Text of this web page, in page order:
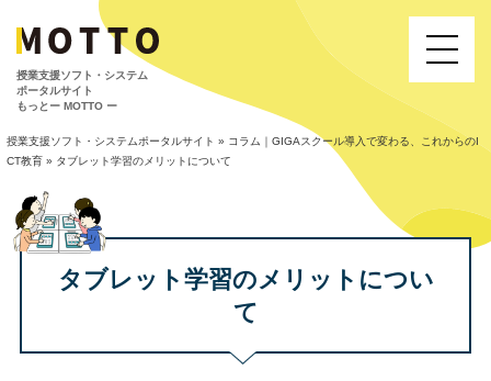
授業⽀援ソフト・システム
ポータルサイト
もっとー MOTTO ー
授業支援ソフト・システムポータルサイト » コラム｜GIGAスクール導入で変わる、これからのI
CT教育 » タブレット学習のメリットについて
タブレット学習のメリットについ
て